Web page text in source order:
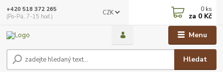
Menu
CZK
Hledat
+420 518 372 265
(Po-Pá, 7-15 hod.)
0 ks
za 0 Kč